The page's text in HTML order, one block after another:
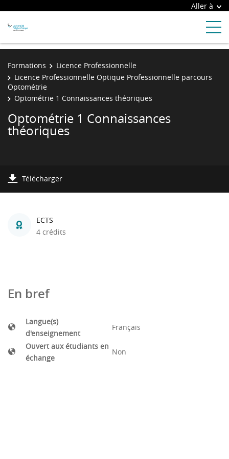
Aller à
Formations
Licence Professionnelle
Licence Professionnelle Optique Professionnelle parcours
Optométrie
Optométrie 1 Connaissances théoriques
Optométrie 1 Connaissances
théoriques
Télécharger
ECTS
4 crédits
En bref
Langue(s)
d'enseignement
Français
Ouvert aux étudiants en
échange
Non